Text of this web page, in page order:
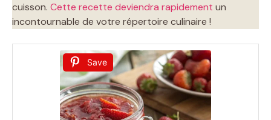
cuisson. Cette recette deviendra rapidement un
incontournable de votre répertoire culinaire !
Save